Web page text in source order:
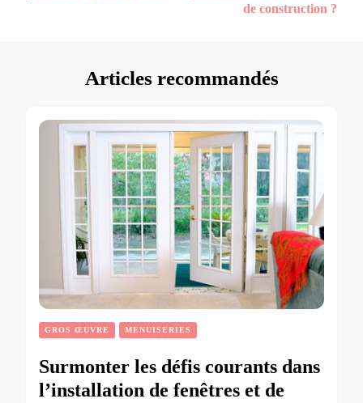
de construction ?
Articles recommandés
GROS ŒUVRE MENUISERIES
Surmonter les défis courants dans
l’installation de fenêtres et de